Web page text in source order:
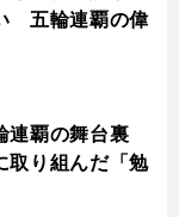
五輪連覇の偉
連覇の舞台裏
取り組んだ「勉